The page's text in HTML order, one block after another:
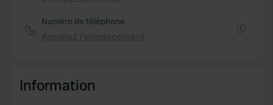
Numéro de téléphone
Information